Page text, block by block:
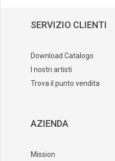
SERVIZIO CLIENTI
Download Catalogo
I nostri artisti
Trova il punto vendita
AZIENDA
Mission